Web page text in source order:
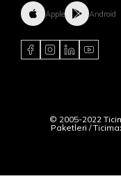
Apple Android
© 2005-2022
Paketleri /